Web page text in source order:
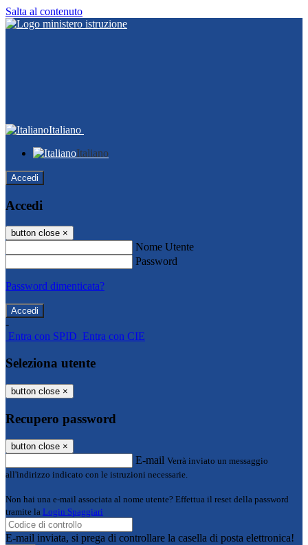
Salta al contenuto
Italiano
Italiano
Accedi
Accedi
button close ×
Nome Utente
Password
Password dimenticata?
-
Entra con SPID Entra con CIE
Seleziona utente
button close ×
Recupero password
button close ×
E-mail Verrà inviato un messaggio
all'indirizzo indicato con le istruzioni necessarie.
Non hai una e-mail associata al nome utente? Effettua il reset della password
tramite la Login Spaggiari
E-mail inviata, si prega di controllare la casella di posta elettronica!